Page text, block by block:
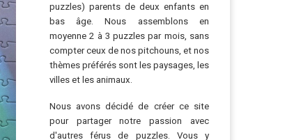
puzzles) parents de deux enfants en
bas âge. Nous assemblons en
moyenne 2 à 3 puzzles par mois, sans
compter ceux de nos pitchouns, et nos
thèmes préférés sont les paysages, les
villes et les animaux.
Nous avons décidé de créer ce site
pour partager notre passion avec
d'autres férus de puzzles. Vous y